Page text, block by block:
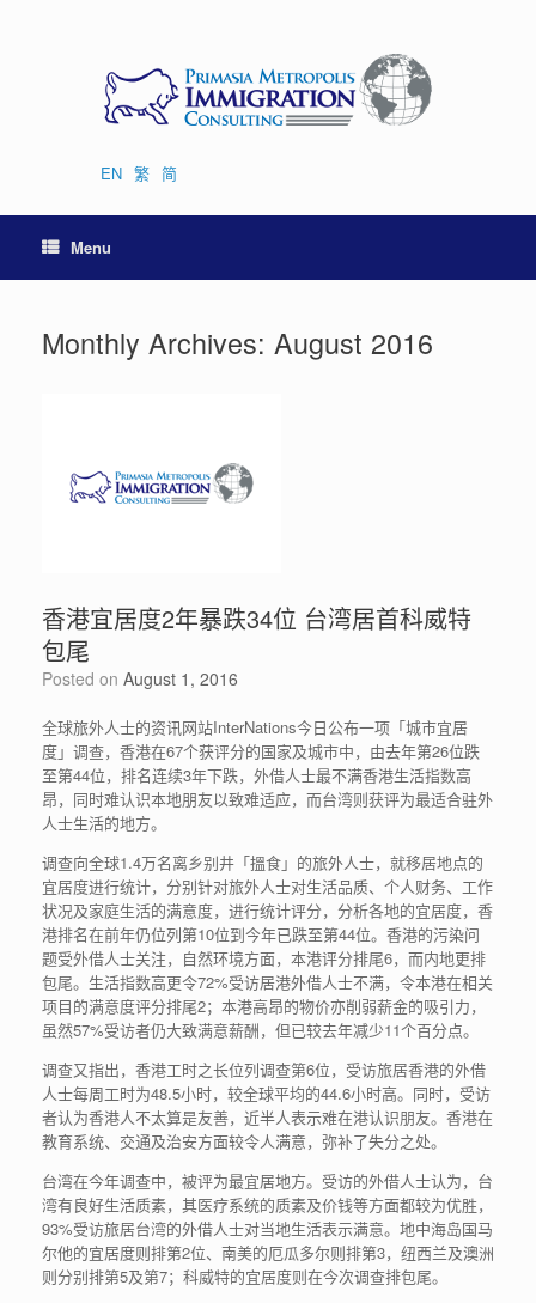
EN 繁 简
Menu
Monthly Archives: August 2016
香港宜居度2年暴跌34位 台湾居首科威特
包尾
Posted on August 1, 2016
全球旅外人士的资讯网站InterNations今日公布一项「城市宜居
度」调查，香港在67个获评分的国家及城市中，由去年第26位跌
至第44位，排名连续3年下跌，外借人士最不满香港生活指数高
昂，同时难认识本地朋友以致难适应，而台湾则获评为最适合驻外
人士生活的地方。
调查向全球1.4万名离乡别井「搵食」的旅外人士，就移居地点的
宜居度进行统计，分别针对旅外人士对生活品质、个人财务、工作
状况及家庭生活的满意度，进行统计评分，分析各地的宜居度，香
港排名在前年仍位列第10位到今年已跌至第44位。香港的污染问
题受外借人士关注，自然环境方面，本港评分排尾6，而内地更排
包尾。生活指数高更令72%受访居港外借人士不满，令本港在相关
项目的满意度评分排尾2；本港高昂的物价亦削弱薪金的吸引力，
虽然57%受访者仍大致满意薪酬，但已较去年减少11个百分点。
调查又指出，香港工时之长位列调查第6位，受访旅居香港的外借
人士每周工时为48.5小时，较全球平均的44.6小时高。同时，受访
者认为香港人不太算是友善，近半人表示难在港认识朋友。香港在
教育系统、交通及治安方面较令人满意，弥补了失分之处。
台湾在今年调查中，被评为最宜居地方。受访的外借人士认为，台
湾有良好生活质素，其医疗系统的质素及价钱等方面都较为优胜，
93%受访旅居台湾的外借人士对当地生活表示满意。地中海岛国马
尔他的宜居度则排第2位、南美的厄瓜多尔则排第3，纽西兰及澳洲
则分别排第5及第7；科威特的宜居度则在今次调查排包尾。